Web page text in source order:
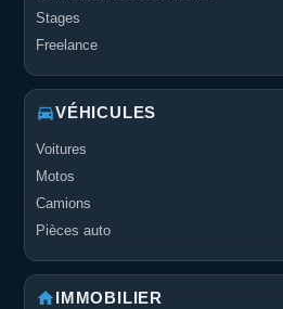
Stages
Freelance
VÉHICULES
Voitures
Motos
Camions
Pièces auto
IMMOBILIER